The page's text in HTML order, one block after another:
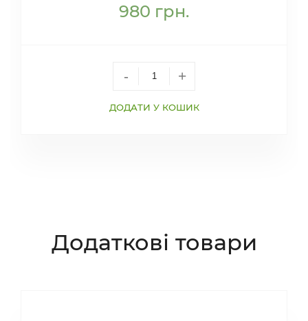
980 грн.
- +
ДОДАТИ У КОШИК
Додаткові товари